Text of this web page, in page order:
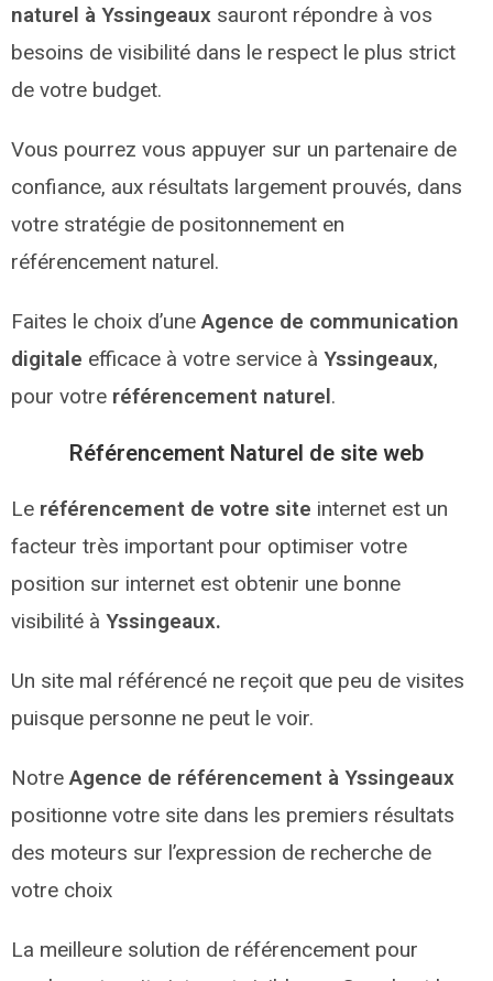
naturel à Yssingeaux sauront répondre à vos
besoins de visibilité dans le respect le plus strict
de votre budget.
Vous pourrez vous appuyer sur un partenaire de
confiance, aux résultats largement prouvés, dans
votre stratégie de positonnement en
référencement naturel.
Faites le choix d’une Agence de communication
digitale efficace à votre service à Yssingeaux,
pour votre référencement naturel.
Référencement Naturel de site web
Le référencement de votre site internet est un
facteur très important pour optimiser votre
position sur internet est obtenir une bonne
visibilité à Yssingeaux.
Un site mal référencé ne reçoit que peu de visites
puisque personne ne peut le voir.
Notre Agence de référencement à Yssingeaux
positionne votre site dans les premiers résultats
des moteurs sur l’expression de recherche de
votre choix
La meilleure solution de référencement pour